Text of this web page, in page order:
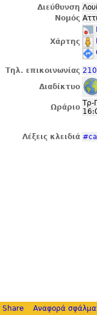
Διεύθυνση
Νομός
Χάρτης
Τηλ. επικοινωνίας
Διαδίκτυο
Ωράριο Τρ-
Λέξεις κλειδιά
Share Αναφορά